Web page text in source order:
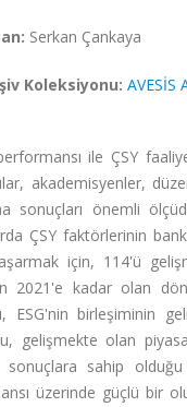
Serkan Çankaya
Koleksiyonu: AVESİS
ile ÇSY
akademisyenler,
sonuçları önemli
ÇSY faktörlerinin
için, 114'ü
2021'e kadar olan
ESG'nin birleşiminin
gelişmekte olan
sonuçlara sahip
üzerinde güçlü bir